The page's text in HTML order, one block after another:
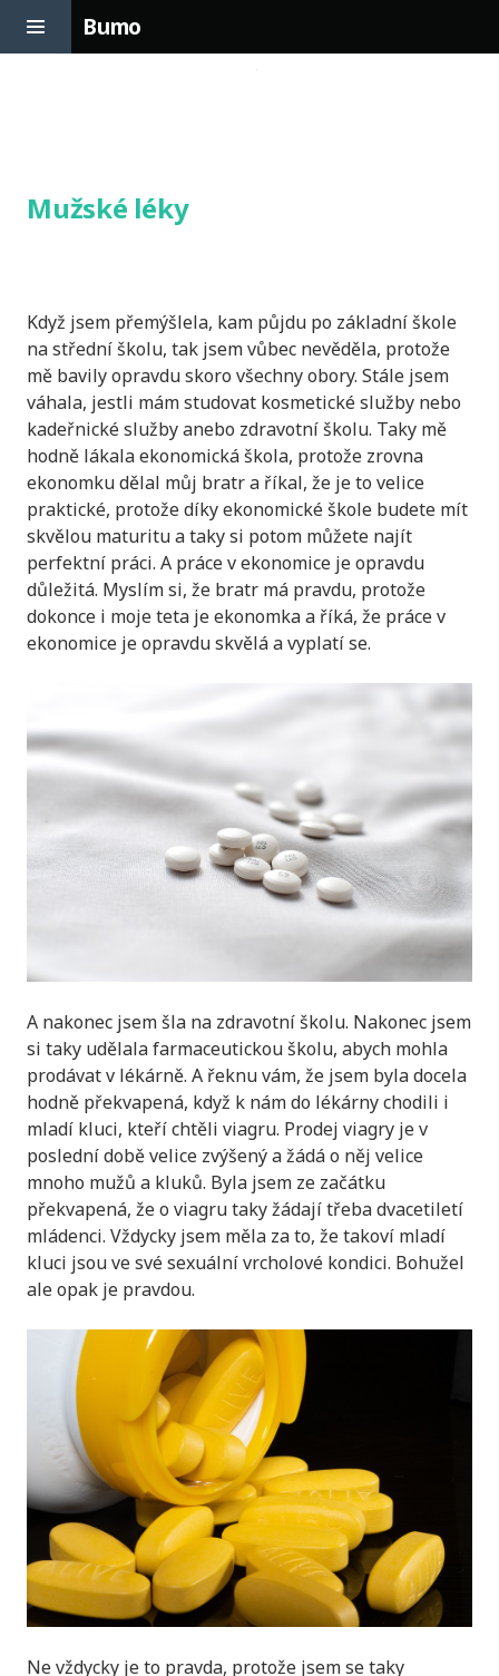
Bumo
Mužské léky
Když jsem přemýšlela, kam půjdu po základní škole
na střední školu, tak jsem vůbec nevěděla, protože
mě bavily opravdu skoro všechny obory. Stále jsem
váhala, jestli mám studovat kosmetické služby nebo
kadeřnické služby anebo zdravotní školu. Taky mě
hodně lákala ekonomická škola, protože zrovna
ekonomku dělal můj bratr a říkal, že je to velice
praktické, protože díky ekonomické škole budete mít
skvělou maturitu a taky si potom můžete najít
perfektní práci. A práce v ekonomice je opravdu
důležitá. Myslím si, že bratr má pravdu, protože
dokonce i moje teta je ekonomka a říká, že práce v
ekonomice je opravdu skvělá a vyplatí se.
A nakonec jsem šla na zdravotní školu. Nakonec jsem
si taky udělala farmaceutickou školu, abych mohla
prodávat v lékárně. A řeknu vám, že jsem byla docela
hodně překvapená, když k nám do lékárny chodili i
mladí kluci, kteří chtěli viagru. Prodej viagry je v
poslední době velice zvýšený a žádá o něj velice
mnoho mužů a kluků. Byla jsem ze začátku
překvapená, že o viagru taky žádají třeba dvacetiletí
mládenci. Vždycky jsem měla za to, že takoví mladí
kluci jsou ve své sexuální vrcholové kondici. Bohužel
ale opak je pravdou.
Ne vždycky je to pravda, protože jsem se taky
Sidebar